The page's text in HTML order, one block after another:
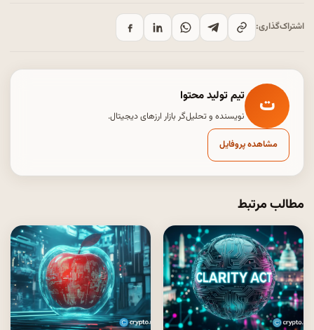
اشتراک‌گذاری:
ت تیم تولید محتوا
نویسنده و تحلیل‌گر بازار ارزهای دیجیتال.
مشاهده پروفایل
مطالب مرتبط